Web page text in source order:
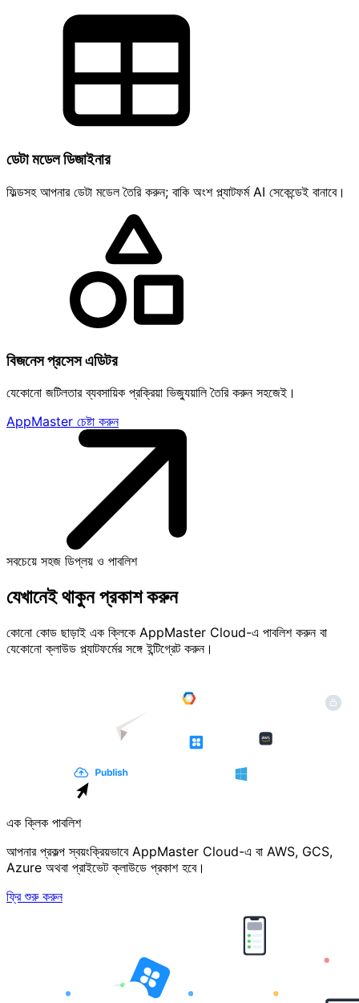
ডেটা মডেল ডিজাইনার
ফিল্ডসহ আপনার ডেটা মডেল তৈরি করুন; বাকি অংশ প্ল্যাটফর্ম AI সেকেন্ডেই বানাবে।
বিজনেস প্রসেস এডিটর
যেকোনো জটিলতার ব্যবসায়িক প্রক্রিয়া ভিজ্যুয়ালি তৈরি করুন সহজেই।
AppMaster চেষ্টা করুন
সবচেয়ে সহজ ডিপ্লয় ও পাবলিশ
যেখানেই থাকুন প্রকাশ করুন
কোনো কোড ছাড়াই এক ক্লিকে AppMaster Cloud-এ পাবলিশ করুন বা
যেকোনো ক্লাউড প্ল্যাটফর্মের সঙ্গে ইন্টিগ্রেট করুন।
এক ক্লিক পাবলিশ
আপনার প্রকল্প স্বয়ংক্রিয়ভাবে AppMaster Cloud-এ বা AWS, GCS,
Azure অথবা প্রাইভেট ক্লাউডে প্রকাশ হবে।
ফ্রি শুরু করুন